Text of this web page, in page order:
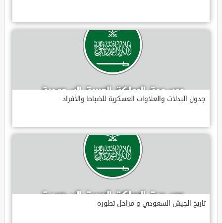
جدول البدلات والعلاوات العسكرية للضباط والأفراد
تاريخ الجيش السعودي و مراحل تطوره